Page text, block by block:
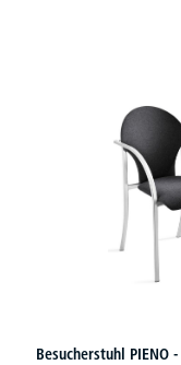
Besucherstuhl PIENO